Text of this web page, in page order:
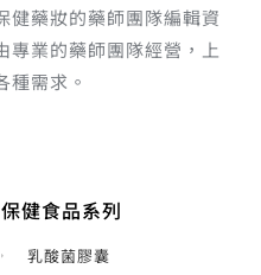
健藥妝的藥師團隊編輯資
專業的藥師團隊經營，上
種需求。
保健食品系列
乳酸菌膠囊